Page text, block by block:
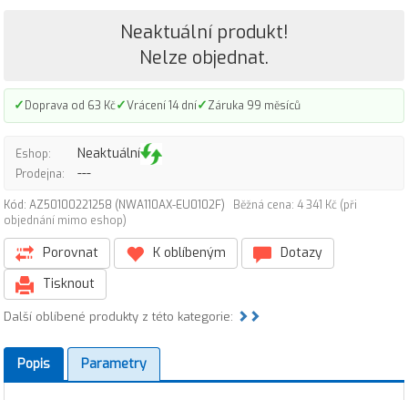
Neaktuální produkt!
Nelze objednat.
✓Doprava od 63 Kč✓Vrácení 14 dní✓Záruka 99 měsíců
Eshop: Neaktuální
Prodejna: ---
Kód: AZ50100221258 (NWA110AX-EU0102F)
Běžná cena: 4 341 Kč (při
objednání mimo eshop)
Porovnat K oblíbeným
Dotazy
Tisknout
Další oblíbené produkty z této kategorie:
Popis Parametry